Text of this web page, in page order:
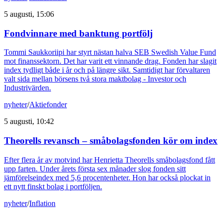
5 augusti, 15:06
Fondvinnare med banktung portfölj
Tommi Saukkoriipi har styrt nästan halva SEB Swedish Value Fund
mot finanssektorn. Det har varit ett vinnande drag. Fonden har slagit
index tydligt både i år och på längre sikt. Samtidigt har förvaltaren
valt sida mellan börsens två stora maktbolag - Investor och
Industrivärden.
nyheter/Aktiefonder
5 augusti, 10:42
Theorells revansch – småbolagsfonden kör om index
Efter flera år av motvind har Henrietta Theorells småbolagsfond fått
upp farten. Under årets första sex månader slog fonden sitt
jämförelseindex med 5,6 procentenheter. Hon har också plockat in
ett nytt finskt bolag i portföljen.
nyheter/Inflation